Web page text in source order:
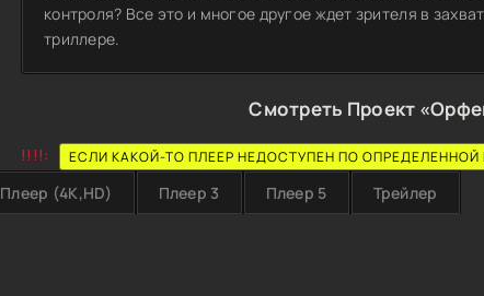
контроля? Все это и многое другое ждет зрителя в
триллере.
Смотреть Проект
!!!!: ЕСЛИ КАКОЙ-ТО ПЛЕЕР НЕДОСТУПЕН ПО
Плеер (4K,HD) Плеер 3 Плеер 5 Трейлер